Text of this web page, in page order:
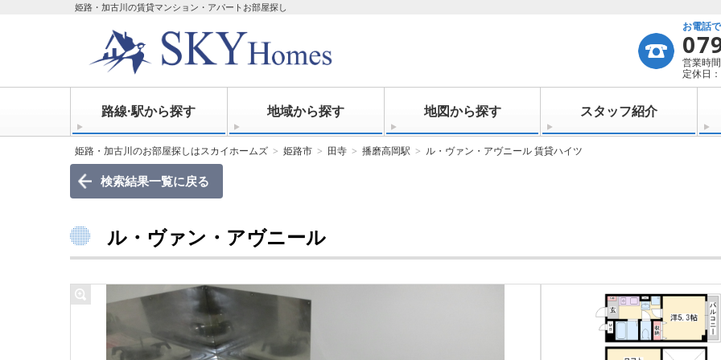
姫路・加古川の賃貸マンション・アパートお部屋探し
お電話
営業時
定休日
路線·駅から探す 地域から探す 地図から探す スタッフ紹介
姫路・加古川のお部屋探しはスカイホームズ 姫路市 田寺 播磨高岡駅 ル・ヴァン・アヴニール 賃貸ハイツ
検索結果一覧に戻る
ル・ヴァン・アヴニール